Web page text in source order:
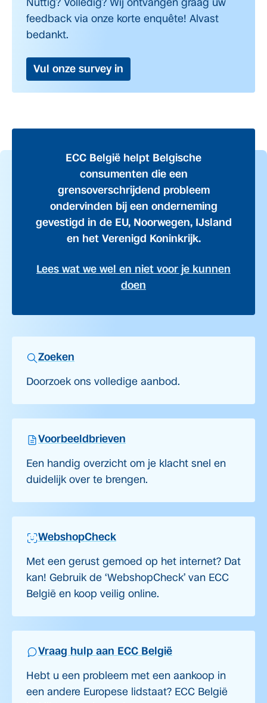
Nuttig? Volledig? Wij ontvangen graag uw
feedback via onze korte enquête! Alvast
bedankt.
Vul onze survey in
ECC België helpt Belgische
consumenten die een
grensoverschrijdend probleem
ondervinden bij een onderneming
gevestigd in de EU, Noorwegen, IJsland
en het Verenigd Koninkrijk.
Lees wat we wel en niet voor je kunnen
doen
Zoeken
Doorzoek ons volledige aanbod.
Voorbeeldbrieven
Een handig overzicht om je klacht snel en
duidelijk over te brengen.
WebshopCheck
Met een gerust gemoed op het internet? Dat
kan! Gebruik de ‘WebshopCheck’ van ECC
België en koop veilig online.
Vraag hulp aan ECC België
Hebt u een probleem met een aankoop in
een andere Europese lidstaat? ECC België